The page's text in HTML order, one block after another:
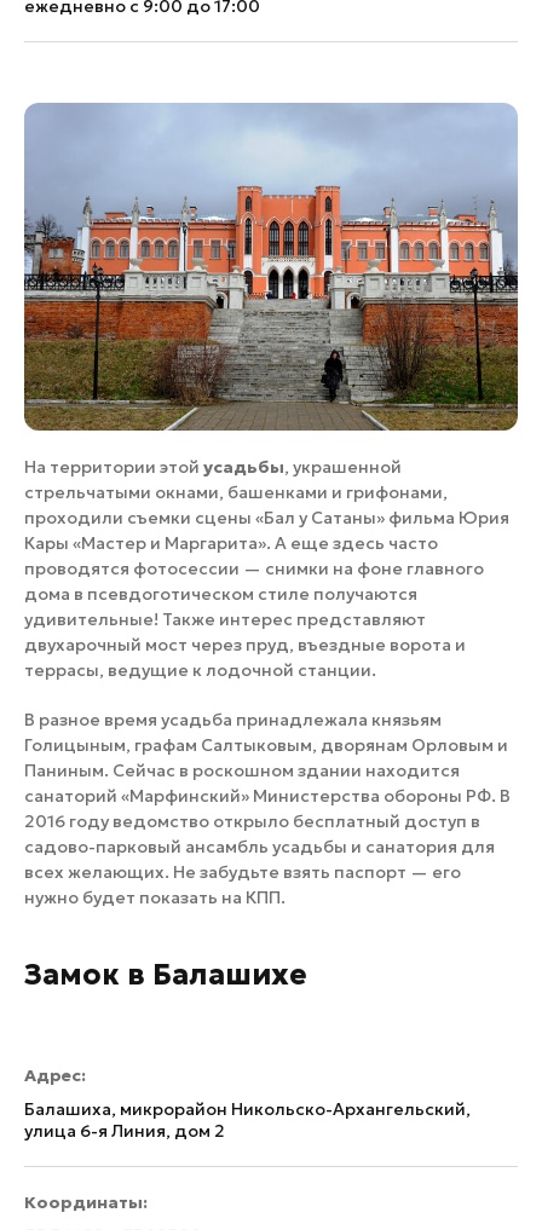
ежедневно с 9:00 до 17:00
На территории этой усадьбы, украшенной
стрельчатыми окнами, башенками и грифонами,
проходили съемки сцены «Бал у Сатаны» фильма Юрия
Кары «Мастер и Маргарита». А еще здесь часто
проводятся фотосессии — снимки на фоне главного
дома в псевдоготическом стиле получаются
удивительные! Также интерес представляют
двухарочный мост через пруд, въездные ворота и
террасы, ведущие к лодочной станции.
В разное время усадьба принадлежала князьям
Голицыным, графам Салтыковым, дворянам Орловым и
Паниным. Сейчас в роскошном здании находится
санаторий «Марфинский» Министерства обороны РФ. В
2016 году ведомство открыло бесплатный доступ в
садово-парковый ансамбль усадьбы и санатория для
всех желающих. Не забудьте взять паспорт — его
нужно будет показать на КПП.
Замок в Балашихе
Адрес:
Балашиха, микрорайон Никольско-Архангельский,
улица 6-я Линия, дом 2
Координаты: